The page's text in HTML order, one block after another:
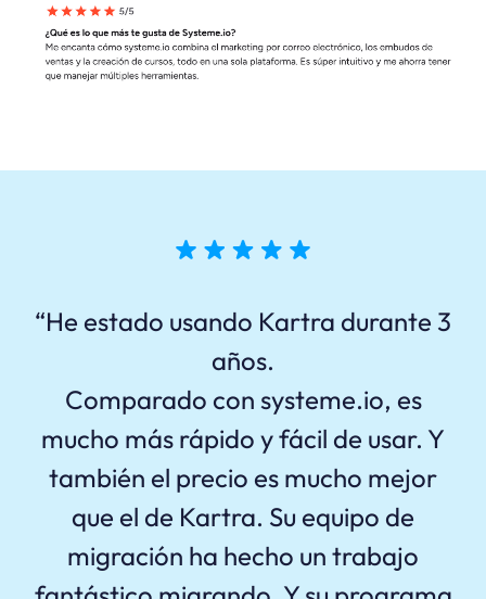
“He estado usando Kartra durante 3
años.
Comparado con systeme.io, es
mucho más rápido y fácil de usar. Y
también el precio es mucho mejor
que el de Kartra. Su equipo de
migración ha hecho un trabajo